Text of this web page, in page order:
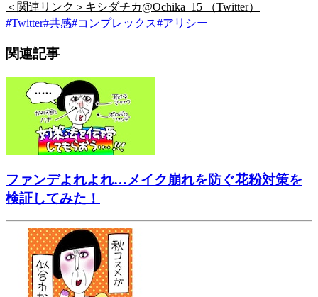
＜関連リンク＞キシダチカ@Ochika_15 （Twitter）
#Twitter#共感#コンプレックス#アリシー
関連記事
ファンデよれよれ…メイク崩れを防ぐ花粉対策を
検証してみた！